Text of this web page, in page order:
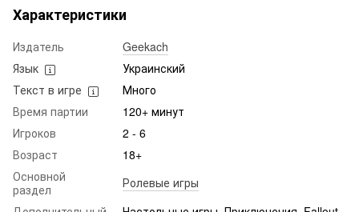
Характеристики
Издатель
Geekach
Язык
Украинский
Текст в игре
Много
Время партии
120+ минут
Игроков
2 - 6
Возраст
18+
Основной
раздел
Ролевые игры